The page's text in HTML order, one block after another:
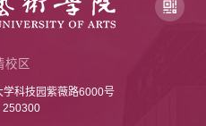
校区
科技园紫薇路6000号
250300